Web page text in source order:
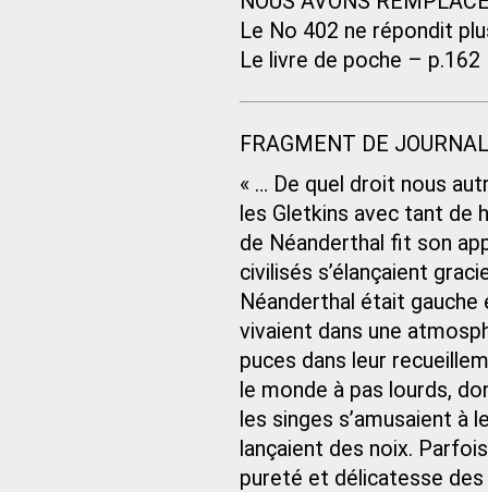
Le No 402 ne répondit
Le livre de poche – p.162
FRAGMENT DE
« … De quel droit nous
les Gletkins avec tant de
de Néanderthal fit son
civilisés s’élançaient
Néanderthal était
vivaient dans une
puces dans leur
le monde à pas lourds,
les singes s’amusaient à
lançaient des noix.
pureté et délicatesse